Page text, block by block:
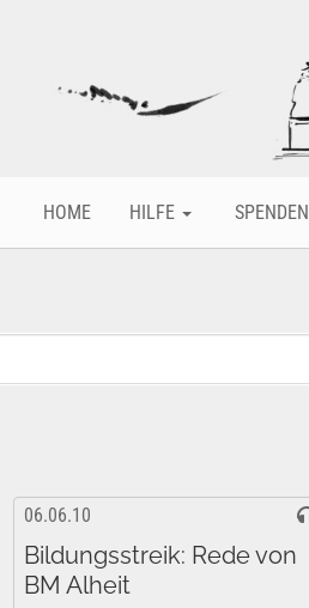
HOME HILFE SPENDEN
06.06.10
Bildungsstreik: Rede von
BM Alheit